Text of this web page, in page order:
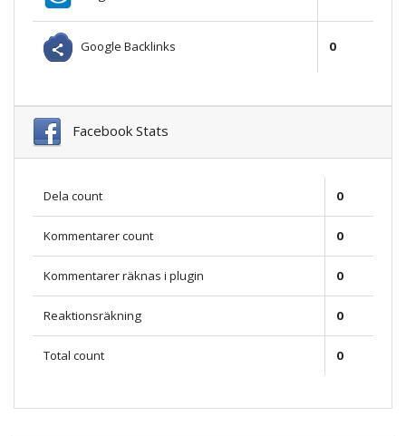
Google Backlinks 0
Facebook Stats
Dela count 0
Kommentarer count 0
Kommentarer räknas i plugin 0
Reaktionsräkning 0
Total count 0